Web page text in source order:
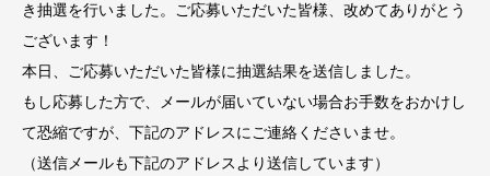
き抽選を行いました。ご応募いただいた皆様、改めてありがとう
ございます！
本日、ご応募いただいた皆様に抽選結果を送信しました。
もし応募した方で、メールが届いていない場合お手数をおかけし
て恐縮ですが、下記のアドレスにご連絡くださいませ。
（送信メールも下記のアドレスより送信しています）